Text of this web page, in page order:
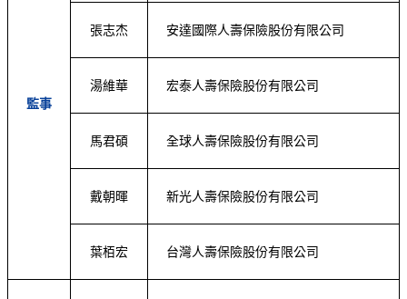
監事
張志杰 安達國際人壽保險股份有限公司
湯維華 宏泰人壽保險股份有限公司
馬君碩 全球人壽保險股份有限公司
戴朝暉 新光人壽保險股份有限公司
葉栢宏 台灣人壽保險股份有限公司